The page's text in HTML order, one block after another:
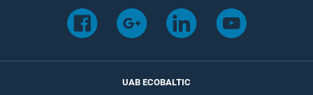
UAB ECOBALTIC